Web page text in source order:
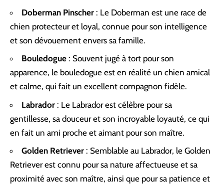
Doberman Pinscher : Le Doberman est une race de
chien protecteur et loyal, connue pour son intelligence
et son dévouement envers sa famille.
Bouledogue : Souvent jugé à tort pour son
apparence, le bouledogue est en réalité un chien amical
et calme, qui fait un excellent compagnon fidèle.
Labrador : Le Labrador est célèbre pour sa
gentillesse, sa douceur et son incroyable loyauté, ce qui
en fait un ami proche et aimant pour son maître.
Golden Retriever : Semblable au Labrador, le Golden
Retriever est connu pour sa nature affectueuse et sa
proximité avec son maître, ainsi que pour sa patience et